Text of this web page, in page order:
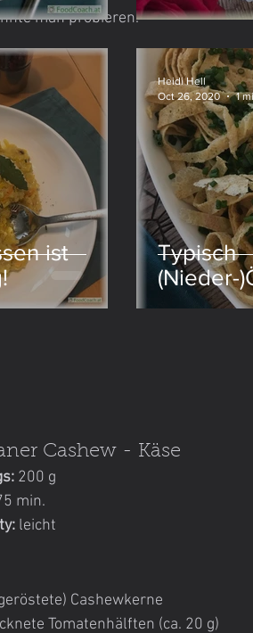
Meinung
man probieren.
Cashew - Käse
200 g
min.
leicht
Cashewkerne
Tomatenhälften (ca. 20 g)
ist
Typisch
(Nieder-
Heidi Hell
Oct 26, 2020
1